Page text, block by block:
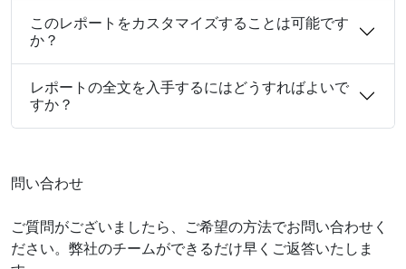
このレポートをカスタマイズすることは可能です
か？
レポートの全文を入手するにはどうすればよいで
すか？
問い合わせ
ご質問がございましたら、ご希望の方法でお問い合わせく
ださい。弊社のチームができるだけ早くご返答いたしま